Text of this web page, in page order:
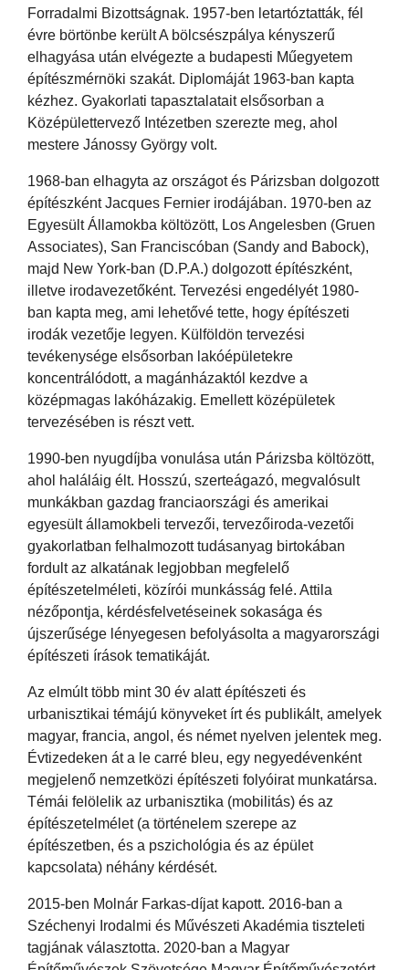
Forradalmi Bizottságnak. 1957-ben letartóztatták, fél
évre börtönbe került A bölcsészpálya kényszerű
elhagyása után elvégezte a budapesti Műegyetem
építészmérnöki szakát. Diplomáját 1963-ban kapta
kézhez. Gyakorlati tapasztalatait elsősorban a
Középülettervező Intézetben szerezte meg, ahol
mestere Jánossy György volt.
1968-ban elhagyta az országot és Párizsban dolgozott
építészként Jacques Fernier irodájában. 1970-ben az
Egyesült Államokba költözött, Los Angelesben (Gruen
Associates), San Franciscóban (Sandy and Babock),
majd New York-ban (D.P.A.) dolgozott építészként,
illetve irodavezetőként. Tervezési engedélyét 1980-
ban kapta meg, ami lehetővé tette, hogy építészeti
irodák vezetője legyen. Külföldön tervezési
tevékenysége elsősorban lakóépületekre
koncentrálódott, a magánházaktól kezdve a
középmagas lakóházakig. Emellett középületek
tervezésében is részt vett.
1990-ben nyugdíjba vonulása után Párizsba költözött,
ahol haláláig élt. Hosszú, szerteágazó, megvalósult
munkákban gazdag franciaországi és amerikai
egyesült államokbeli tervezői, tervezőiroda-vezetői
gyakorlatban felhalmozott tudásanyag birtokában
fordult az alkatának legjobban megfelelő
építészetelméleti, közírói munkásság felé. Attila
nézőpontja, kérdésfelvetéseinek sokasága és
újszerűsége lényegesen befolyásolta a magyarországi
építészeti írások tematikáját.
Az elmúlt több mint 30 év alatt építészeti és
urbanisztikai témájú könyveket írt és publikált, amelyek
magyar, francia, angol, és német nyelven jelentek meg.
Évtizedeken át a le carré bleu, egy negyedévenként
megjelenő nemzetközi építészeti folyóirat munkatársa.
Témái felölelik az urbanisztika (mobilitás) és az
építészetelmélet (a történelem szerepe az
építészetben, és a pszichológia és az épület
kapcsolata) néhány kérdését.
2015-ben Molnár Farkas-díjat kapott. 2016-ban a
Széchenyi Irodalmi és Művészeti Akadémia tiszteleti
tagjának választotta. 2020-ban a Magyar